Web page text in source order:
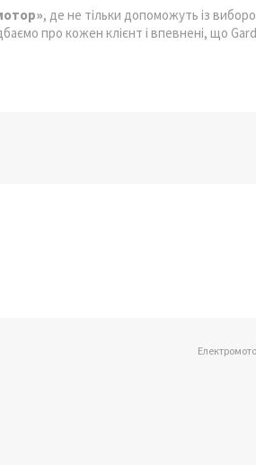
, де не тільки допоможуть із
про кожен клієнт і впевнені, що